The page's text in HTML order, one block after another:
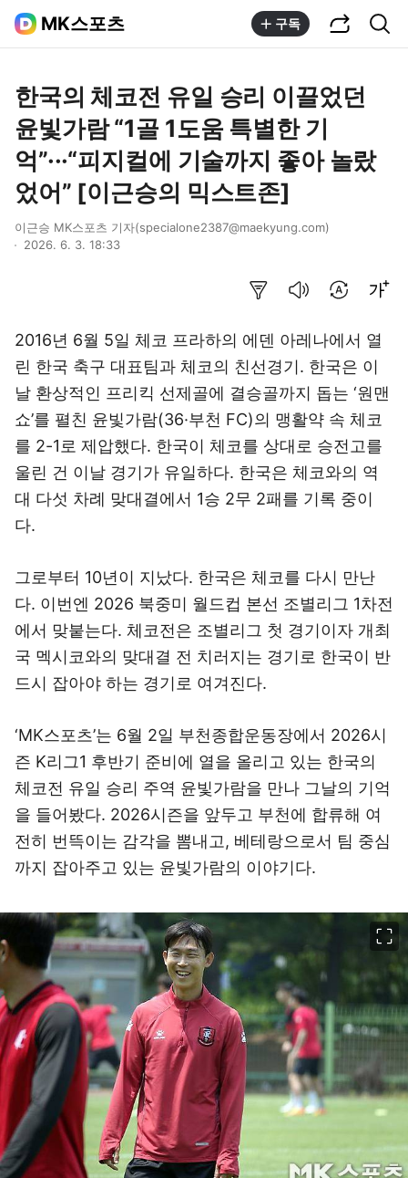
MK스포츠 구독
한국의 체코전 유일 승리 이끌었던
윤빛가람 “1골 1도움 특별한 기
억”···“피지컬에 기술까지 좋아 놀랐
었어” [이근승의 믹스트존]
이근승 MK스포츠 기자(specialone2387@maekyung.com)
2026. 6. 3. 18:33
2016년 6월 5일 체코 프라하의 에덴 아레나에서 열
린 한국 축구 대표팀과 체코의 친선경기. 한국은 이
날 환상적인 프리킥 선제골에 결승골까지 돕는 ‘원맨
쇼’를 펼친 윤빛가람(36·부천 FC)의 맹활약 속 체코
를 2-1로 제압했다. 한국이 체코를 상대로 승전고를
울린 건 이날 경기가 유일하다. 한국은 체코와의 역
대 다섯 차례 맞대결에서 1승 2무 2패를 기록 중이
다.
그로부터 10년이 지났다. 한국은 체코를 다시 만난
다. 이번엔 2026 북중미 월드컵 본선 조별리그 1차전
에서 맞붙는다. 체코전은 조별리그 첫 경기이자 개최
국 멕시코와의 맞대결 전 치러지는 경기로 한국이 반
드시 잡아야 하는 경기로 여겨진다.
‘MK스포츠’는 6월 2일 부천종합운동장에서 2026시
즌 K리그1 후반기 준비에 열을 올리고 있는 한국의
체코전 유일 승리 주역 윤빛가람을 만나 그날의 기억
을 들어봤다. 2026시즌을 앞두고 부천에 합류해 여
전히 번뜩이는 감각을 뽐내고, 베테랑으로서 팀 중심
까지 잡아주고 있는 윤빛가람의 이야기다.